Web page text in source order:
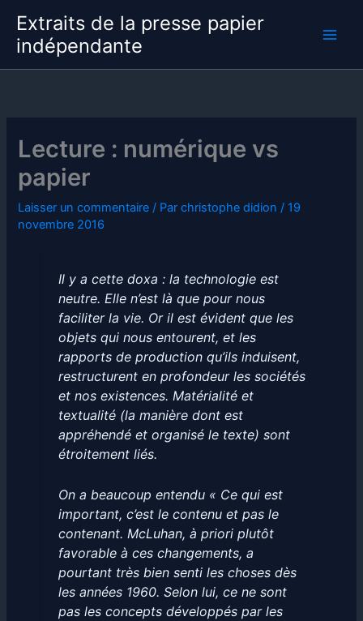
contenu
Extraits de la presse papier
indépendante
Lecture : numérique vs
papier
Laisser un commentaire / Parchristophe didion / 19
novembre 2016
Il y a cette doxa : la technologie est
neutre. Elle n’est là que pour nous
faciliter la vie. Or il est évident que les
objets qui nous entourent, et les
rapports de production qu’ils induisent,
restructurent en profondeur les sociétés
et nos existences. Matérialité et
textualité (la manière dont est
appréhendé et organisé le texte) sont
étroitement liés.
On a beaucoup entendu « Ce qui est
important, c’est le contenu et pas le
contenant. McLuhan, à priori plutôt
favorable à ces changements, a
pourtant très bien senti les choses dès
les années 1960. Selon lui, ce ne sont
pas les concepts développés par les